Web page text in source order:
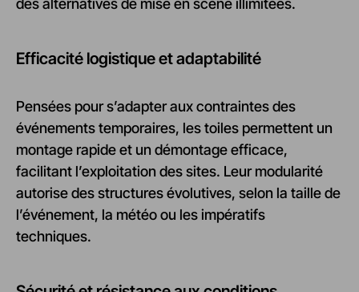
des alternatives de mise en scène illimitées.
Efficacité logistique et adaptabilité
Pensées pour s’adapter aux contraintes des
événements temporaires, les toiles permettent un
montage rapide et un démontage efficace,
facilitant l’exploitation des sites. Leur modularité
autorise des structures évolutives, selon la taille de
l’événement, la météo ou les impératifs
techniques.